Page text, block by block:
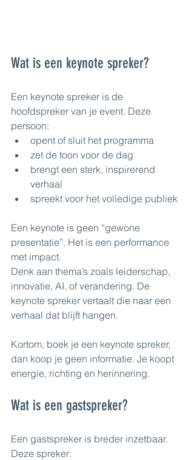
Wat is een keynote spreker?
Een keynote spreker is de
hoofdspreker van je event. Deze
persoon:
opent of sluit het programma
zet de toon voor de dag
brengt een sterk, inspirerend
verhaal
spreekt voor het volledige publiek
Een keynote is geen “gewone
presentatie”. Het is een performance
met impact.
Denk aan thema’s zoals leiderschap,
innovatie, AI, of verandering. De
keynote spreker vertaalt die naar een
verhaal dat blijft hangen.
Kortom, boek je een keynote spreker,
dan koop je geen informatie. Je koopt
energie, richting en herinnering.
Wat is een gastspreker?
Een gastspreker is breder inzetbaar.
Deze spreker: